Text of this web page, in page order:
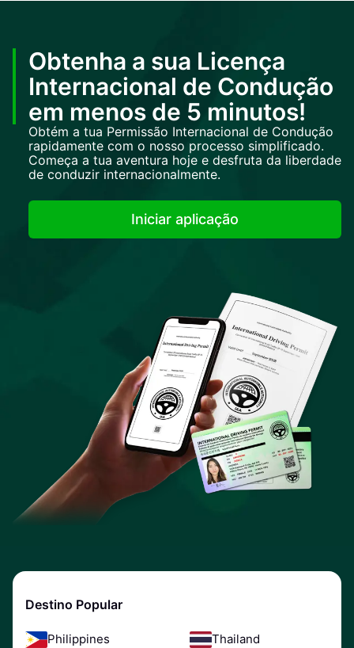
Obtenha a sua Licença
Internacional de Condução
em menos de 5 minutos!
Obtém a tua Permissão Internacional de Condução
rapidamente com o nosso processo simplificado.
Começa a tua aventura hoje e desfruta da liberdade
de conduzir internacionalmente.
Iniciar aplicação
Destino Popular
Philippines Thailand